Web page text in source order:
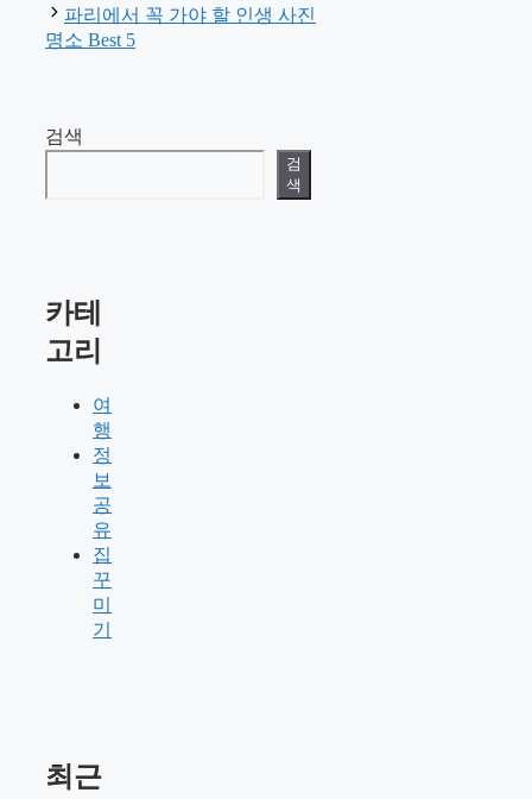
파리에서 꼭 가야 할 인생 사진
명소 Best 5
검색
검
색
카테
고리
여
행
정
보
공
유
집
꾸
미
기
최근